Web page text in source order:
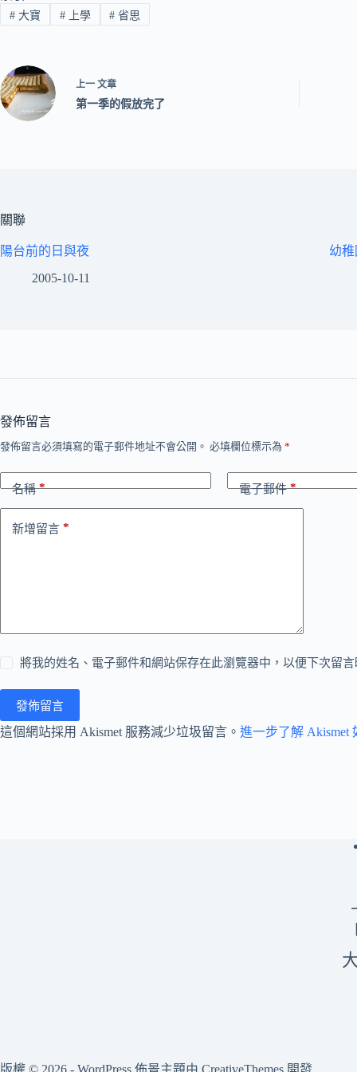
#大寶 #上學 # 省思
上一 文章
第一季的假放完了
關聯
陽台前的日與夜
2005-10-11
幼
發佈留言
發佈留言必須填寫的電子郵件地址不會公開。 必填欄位標示為 *
名稱* 電子郵件*
新增留言 *
將我的姓名、電子郵件和網站保存在此瀏覽器中，以便下次留
發佈留言
這個網站採用 Akismet 服務減少垃圾留言。 進一步了解 Akismet
版權 © 2026 - WordPress 佈景主題由 CreativeThemes 開發